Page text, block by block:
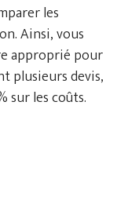
les
Ainsi, vous
approprié pour
plusieurs devis,
sur les coûts.